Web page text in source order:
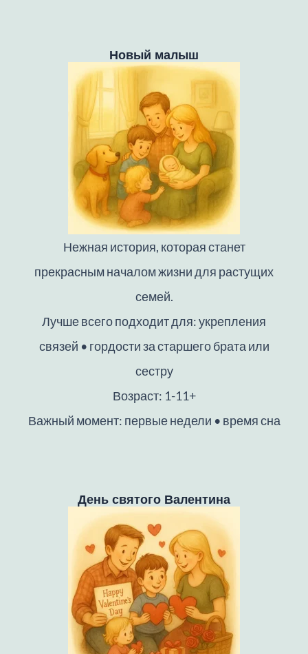
Новый малыш
Нежная история, которая станет
прекрасным началом жизни для растущих
семей.
Лучше всего подходит для: укрепления
связей • гордости за старшего брата или
сестру
Возраст: 1-11+
Важный момент: первые недели • время сна
День святого Валентина